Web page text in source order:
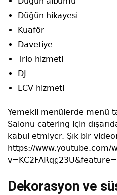
Düğün hikayesi
Kuaför
Davetiye
Trio hizmeti
DJ
LCV hizmeti
Yemekli menülerde menü
Salonu catering için
kabul etmiyor. Şık bir
https://www.youtube.com/
Dekorasyon ve